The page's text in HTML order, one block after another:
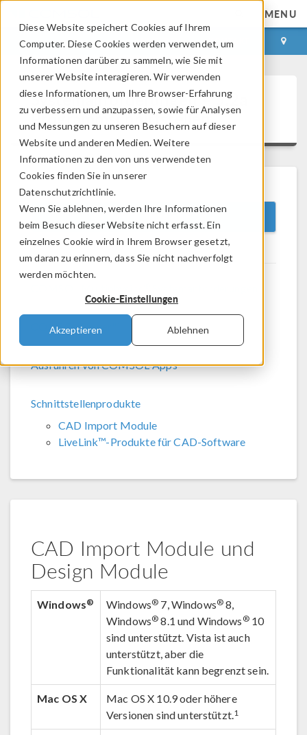
Diese Website speichert Cookies auf Ihrem
Computer. Diese Cookies werden verwendet, um
Informationen darüber zu sammeln, wie Sie mit
unserer Website interagieren. Wir verwenden
diese Informationen, um Ihre Browser-Erfahrung
zu verbessern und anzupassen, sowie für Analysen
und Messungen zu unseren Besuchern auf dieser
Website und anderen Medien. Weitere
Informationen zu den von uns verwendeten
Cookies finden Sie in unserer
Datenschutzrichtlinie.
Wenn Sie ablehnen, werden Ihre Informationen
beim Besuch dieser Website nicht erfasst. Ein
einzelnes Cookie wird in Ihrem Browser gesetzt,
um daran zu erinnern, dass Sie nicht nachverfolgt
werden möchten.
Cookie-Einstellungen
Akzeptieren Ablehnen
MENU
ANMELDEN KONTAKT
Systemanforderungen – 5.2a
Programmschnittstellen
COMSOL Version 5.2a
COMSOL Server™
Ausführen von COMSOL-Apps
Schnittstellenprodukte
CAD Import Module
LiveLink™-Produkte für CAD-Software
CAD Import Module und
Design Module
Windows® Windows® 7, Windows® 8,
Windows® 8.1 und Windows ®10
sind unterstützt. Vista ist auch
unterstützt, aber die
Funktionalität kann begrenzt sein.
Mac OS X
Mac OS X 10.9 oder höhere
Versionen sind unterstützt.1